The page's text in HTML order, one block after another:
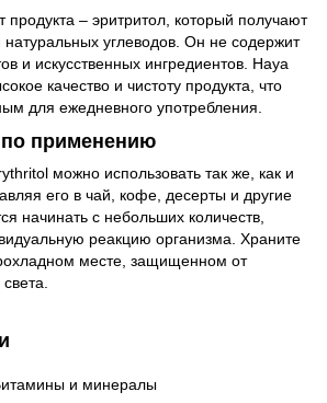
– эритритол, который получают
углеводов. Он не содержит
и искусственных ингредиентов. Haya
качество и чистоту продукта, что
для ежедневного употребления.
применению
можно использовать так же, как и
его в чай, кофе, десерты и другие
начинать с небольших количеств,
реакцию организма. Храните
месте, защищенном от
и минералы